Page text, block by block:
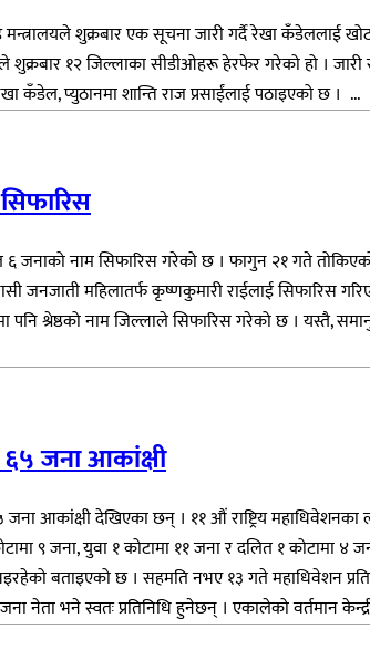
शुक्रबार एक सूचना जारी गर्दै रेखा कँडेललाई
१२ जिल्लाका सीडीओहरू हेरफेर गरेको हो ।
कँडेल, प्युठानमा शान्ति राज प्रसाईंलाई पठाइएको छ । ...
जनाको नाम सिफारिस गरेको छ । फागुन २१ गते
जनजाती महिलातर्फ कृष्णकुमारी राईलाई सिफारिस
पनि श्रेष्ठको नाम जिल्लाले सिफारिस गरेको छ ।
६५ जना आकांक्षी
आकांक्षी देखिएका छन् । ११ औं राष्ट्रिय
९ जना, युवा १ कोटामा ११ जना र दलित १ कोटामा
बताइएको छ । सहमति नभए १३ गते महाधिवेशन
नेता भने स्वतः प्रतिनिधि हुनेछन् । एकालेको वर्तमान